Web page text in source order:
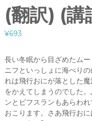
(翻訳) (講
¥693
長い冬眠から目ざめたム
ニフといっしょに海べり
れは飛行おにが落とした
をかえてしまうのでした
ンとビフスランもあらわ
おこります。さあ飛行お